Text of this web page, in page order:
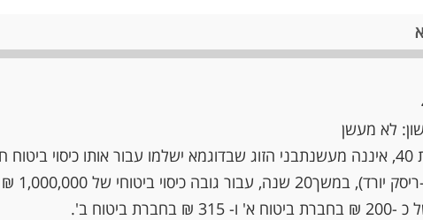
לא מעשן
בת זוג: בת 40, איננה מעשנתבני הזוג שבדוגמא ישלמו עבור אותו כיסוי
₪ בחברת ביטוח ב'.